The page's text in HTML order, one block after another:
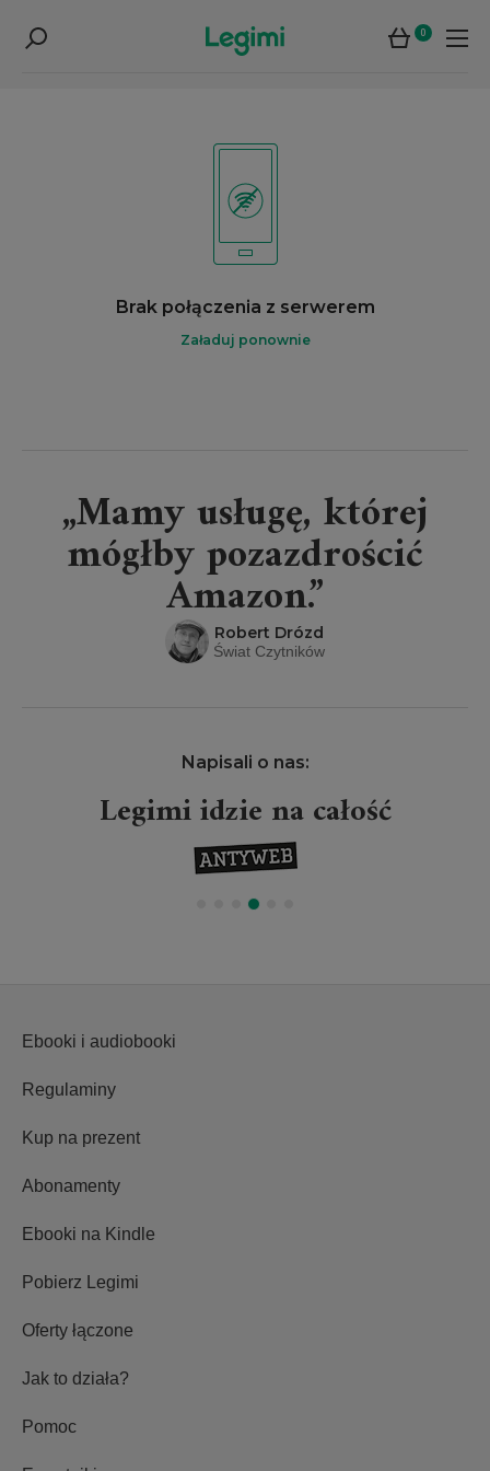
0
Brak połączenia z serwerem
Załaduj ponownie
„Mamy usługę, której
mógłby pozazdrościć
Amazon.”
Robert Drózd
Świat Czytników
Napisali o nas:
Legimi idzie na całość
Ebooki i audiobooki
Regulaminy
Kup na prezent
Abonamenty
Ebooki na Kindle
Pobierz Legimi
Oferty łączone
Jak to działa?
Pomoc